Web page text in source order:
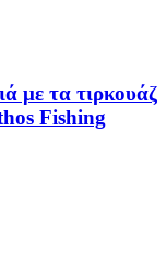
με τα τιρκουάζ
Fishing